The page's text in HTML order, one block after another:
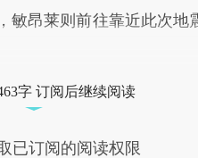
敏昂莱则前往靠近此次地
字 订阅后继续阅读
已订阅的阅读权限